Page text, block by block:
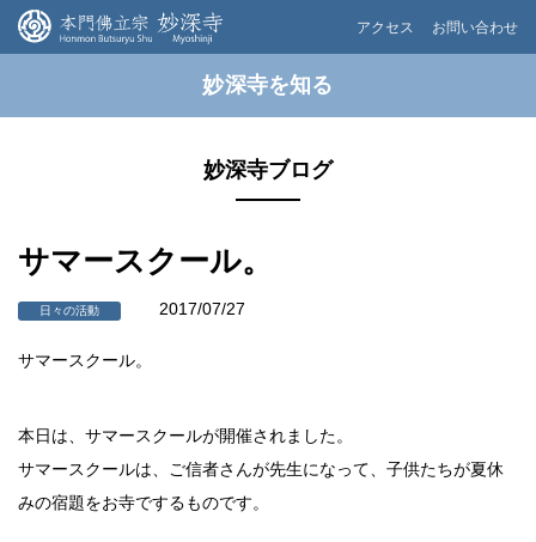
アクセス お問い合わせ
妙深寺を知る
妙深寺ブログ
サマースクール。
日々の活動 2017/07/27
サマースクール。
本日は、サマースクールが開催されました。
サマースクールは、ご信者さんが先生になって、子供たちが夏休
みの宿題をお寺でするものです。